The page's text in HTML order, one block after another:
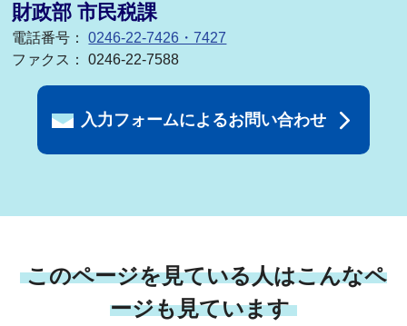
財政部 市民税課
電話番号：0246-22-7426・7427
ファクス： 0246-22-7588
入力フォームによるお問い合わせ
このページを見ている人はこんなペ
ージも見ています